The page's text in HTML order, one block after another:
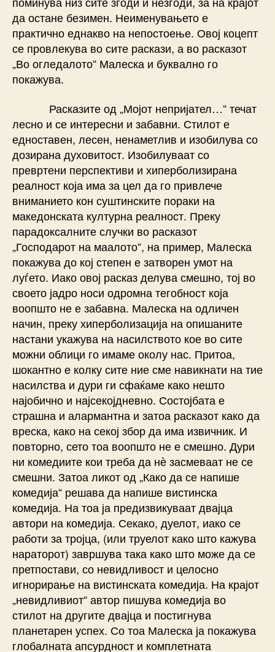
да остане безимен. Неименувањето е
практично еднакво на непостоење. Овој коцепт
се провлекува во сите раскази, а во расказот
„Во огледалото“ Малеска и буквално го
покажува.
Расказите од „Мојот непријател…“ течат
лесно и се интересни и забавни. Стилот е
едноставен, лесен, ненаметлив и изобилува со
дозирана духовитост. Изобилуваат со
превртени перспективи и хиперболизирана
реалност која има за цел да го привлече
вниманието кон суштинските пораки на
македонската културна реалност. Преку
парадоксалните случки во расказот
„Господарот на маалото“, на пример, Малеска
покажува до кој степен е затворен умот на
луѓето. Иако овој расказ делува смешно, тој во
своето јадро носи одромна тегобност која
воопшто не е забавна. Малеска на одличен
начин, преку хиперболизација на опишаните
настани укажува на насилството кое во сите
можни облици го имаме околу нас. Притоа,
шокантно е колку сите ние сме навикнати на тие
насилства и дури ги сфаќаме како нешто
најобично и најсекојдневно. Состојбата е
страшна и алармантна и затоа расказот како да
вреска, како на секој збор да има извичник. И
повторно, сето тоа воопшто не е смешно. Дури
ни комедиите кои треба да нѐ засмеваат не се
смешни. Затоа ликот од „Како да се напише
комедија“ решава да напише вистинска
комедија. На тоа ја предизвикуваат двајца
автори на комедија. Секако, дуелот, иако се
работи за тројца, (или труелот како што кажува
нараторот) завршува така како што може да се
претпостави, со невидливост и целосно
игнорирање на вистинската комедија. На крајот
„невидливиот“ автор пишува комедија во
стилот на другите двајца и постигнува
планетарен успех. Со тоа Малеска ја покажува
глобалната апсурдност и комплетната